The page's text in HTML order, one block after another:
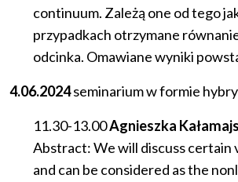
continuum. Zależą one od tego
przypadkach otrzymane
odcinka. Omawiane wyniki
4.06.2024seminariumwformie
11.30-13.00Agnieszka
Abstract: We will discuss
and can be considered as the